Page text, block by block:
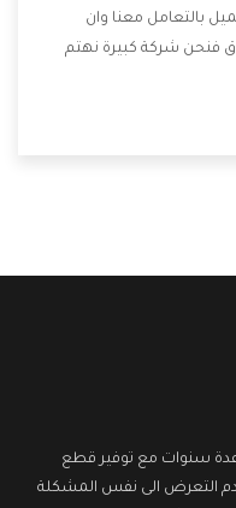
بالتعامل معنا وان
فنحن شركة كبيرة نهتم
التى تكون من أهم
عدة سنوات مع توفير قطع
التعرض الى نفس المشكلة